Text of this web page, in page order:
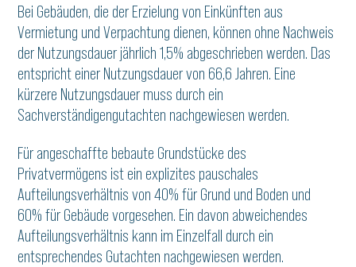
Bei Gebäuden, die der Erzielung von Einkünften aus
Vermietung und Verpachtung dienen, können ohne Nachweis
der Nutzungsdauer jährlich 1,5% abgeschrieben werden. Das
entspricht einer Nutzungsdauer von 66,6 Jahren. Eine
kürzere Nutzungsdauer muss durch ein
Sachverständigengutachten nachgewiesen werden.
Für angeschaffte bebaute Grundstücke des
Privatvermögens ist ein explizites pauschales
Aufteilungsverhältnis von 40% für Grund und Boden und
60% für Gebäude vorgesehen. Ein davon abweichendes
Aufteilungsverhältnis kann im Einzelfall durch ein
entsprechendes Gutachten nachgewiesen werden.